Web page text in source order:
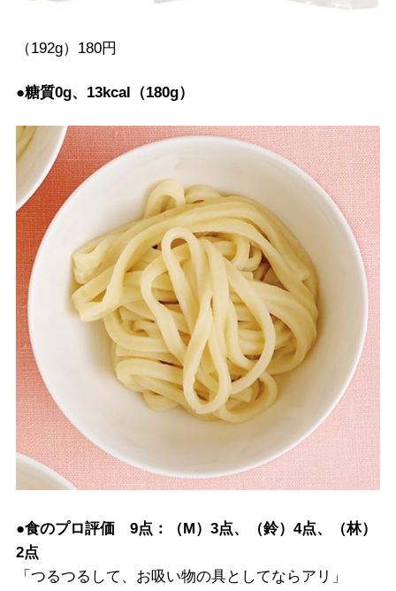
（192g）180円
●糖質0g、13kcal（180g）
●食のプロ評価 9点：（M）3点、（鈴）4点、（林）
2点
「つるつるして、お吸い物の具としてならアリ」